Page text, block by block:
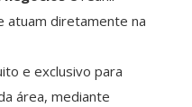
atuam diretamente na
e exclusivo para
área, mediante